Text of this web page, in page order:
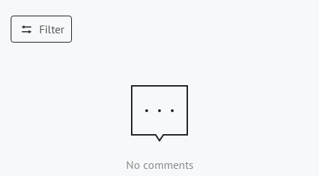
Filter
No comments